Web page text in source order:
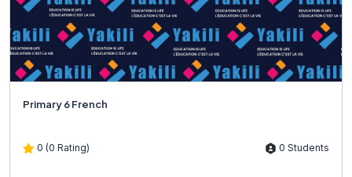
Primary 6 French
0 (0 Rating) 0 Students